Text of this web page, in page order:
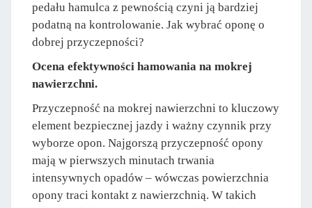
pedału hamulca z pewnością czyni ją bardziej
podatną na kontrolowanie. Jak wybrać oponę o
dobrej przyczepności?
Ocena efektywności hamowania na mokrej
nawierzchni.
Przyczepność na mokrej nawierzchni to kluczowy
element bezpiecznej jazdy i ważny czynnik przy
wyborze opon. Najgorszą przyczepność opony
mają w pierwszych minutach trwania
intensywnych opadów – wówczas powierzchnia
opony traci kontakt z nawierzchnią. W takich